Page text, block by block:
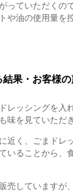
っていただくの
や油の使用量を
た。
果・お客様
レッシングを入
味を見ていただ
近く、ごまドレ
いることから、
売していますが